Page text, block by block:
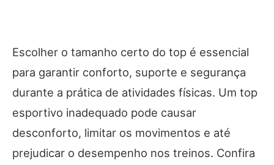
Escolher o tamanho certo do top é essencial
para garantir conforto, suporte e segurança
durante a prática de atividades físicas. Um top
esportivo inadequado pode causar
desconforto, limitar os movimentos e até
prejudicar o desempenho nos treinos. Confira